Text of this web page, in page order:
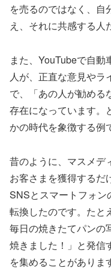
を売るのではなく、自
え、それに共感する人
また、YouTubeで自
人が、正直な意見やラ
で、「あの人が勧める
存在になっています。
かの時代を象徴する例
昔のように、マスメデ
お客さまを獲得するだ
SNSとスマートフォン
転換したのです。たと
毎日の焼きたてパンの
焼きました！」と発信
を集めることがありま